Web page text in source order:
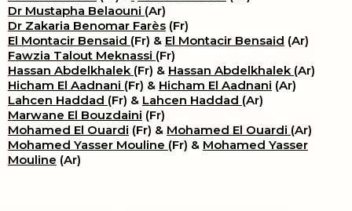
Dr Mustapha Belaouni (Ar)
Dr Zakaria Benomar Farès (Fr)
El Montacir Bensaid (Fr) & El Montacir Bensaid (Ar)
Fawzia Talout Meknassi (Fr)
Hassan Abdelkhalek (Fr) & Hassan Abdelkhalek (Ar)
Hicham El Aadnani (Fr) & Hicham El Aadnani (Ar)
Lahcen Haddad (Fr) & Lahcen Haddad (Ar)
Marwane El Bouzdaini (Fr)
Mohamed El Ouardi (Fr) & Mohamed El Ouardi (Ar)
Mohamed Yasser Mouline (Fr) & Mohamed Yasser
Mouline (Ar)